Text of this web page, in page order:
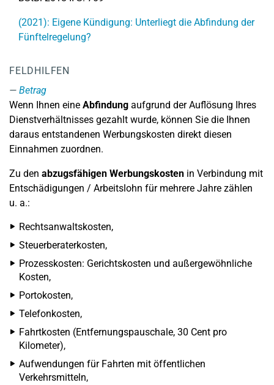
(2021): Eigene Kündigung: Unterliegt die Abfindung der
Fünftelregelung?
FELDHILFEN
Betrag
Wenn Ihnen eine Abfindung aufgrund der Auflösung Ihres
Dienstverhältnisses gezahlt wurde, können Sie die Ihnen
daraus entstandenen Werbungskosten direkt diesen
Einnahmen zuordnen.
Zu den abzugsfähigen Werbungskosten in Verbindung mit
Entschädigungen / Arbeitslohn für mehrere Jahre zählen
u. a.:
Rechtsanwaltskosten,
Steuerberaterkosten,
Prozesskosten: Gerichtskosten und außergewöhnliche
Kosten,
Portokosten,
Telefonkosten,
Fahrtkosten (Entfernungspauschale, 30 Cent pro
Kilometer),
Aufwendungen für Fahrten mit öffentlichen
Verkehrsmitteln,